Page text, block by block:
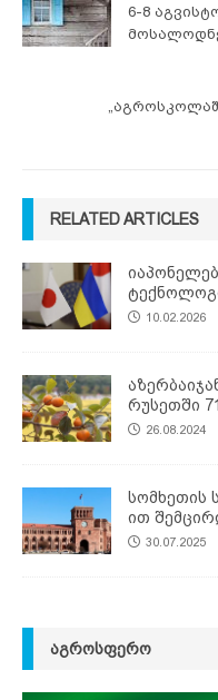
6-8
RELATED ARTICLES
10.02.2026
რუსეთში
26.08.2024
სომხეთის
ით
30.07.2025
ᲐᲒᲠᲝᲡᲤᲔᲠᲝ